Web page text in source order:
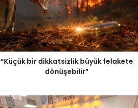
“Küçük bir dikkatsizlik büyük felakete
dönüşebilir”